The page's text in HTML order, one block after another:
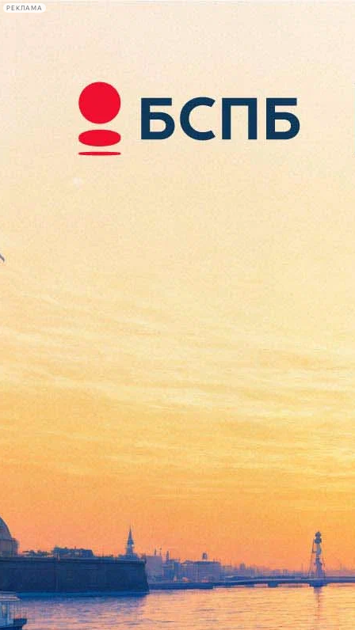
РЕКЛАМА
Сегодня:
2026.08.09
11:01
Афиша Plus